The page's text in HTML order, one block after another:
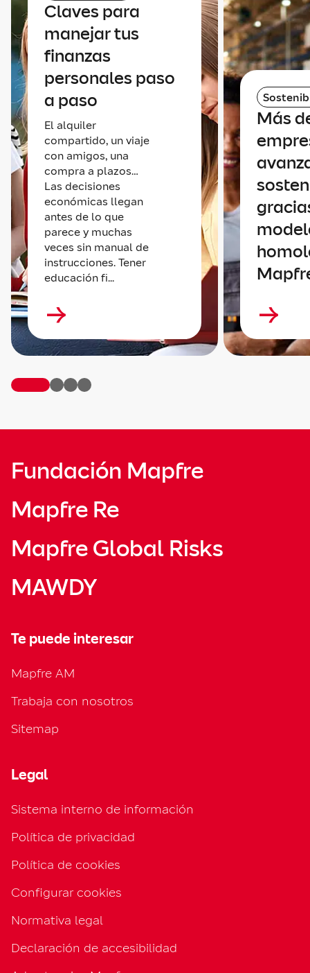
Claves para
manejar tus
finanzas
personales paso
a paso
El alquiler
compartido, un viaje
con amigos, una
compra a plazos…
Las decisiones
económicas llegan
antes de lo que
parece y muchas
veces sin manual de
instrucciones. Tener
educación fi...
Más
Fundación Mapfre
Mapfre Re
Mapfre Global Risks
MAWDY
Te puede interesar
Mapfre AM
Trabaja con nosotros
Sitemap
Legal
Sistema interno de información
Política de privacidad
Política de cookies
Configurar cookies
Normativa legal
Declaración de accesibilidad